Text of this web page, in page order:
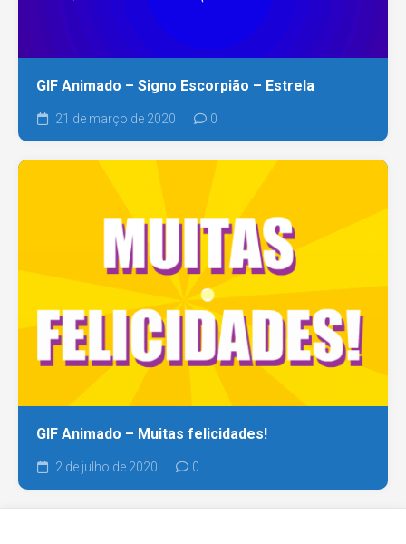
GIF Animado – Signo Escorpião – Estrela
21 de março de 2020 0
GIF Animado – Muitas felicidades!
2 de julho de 2020 0